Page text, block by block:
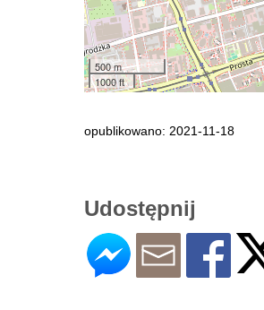
500 m
1000 ft
opublikowano: 2021-11-18
Udostępnij